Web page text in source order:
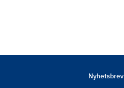
Nyhetsbrev